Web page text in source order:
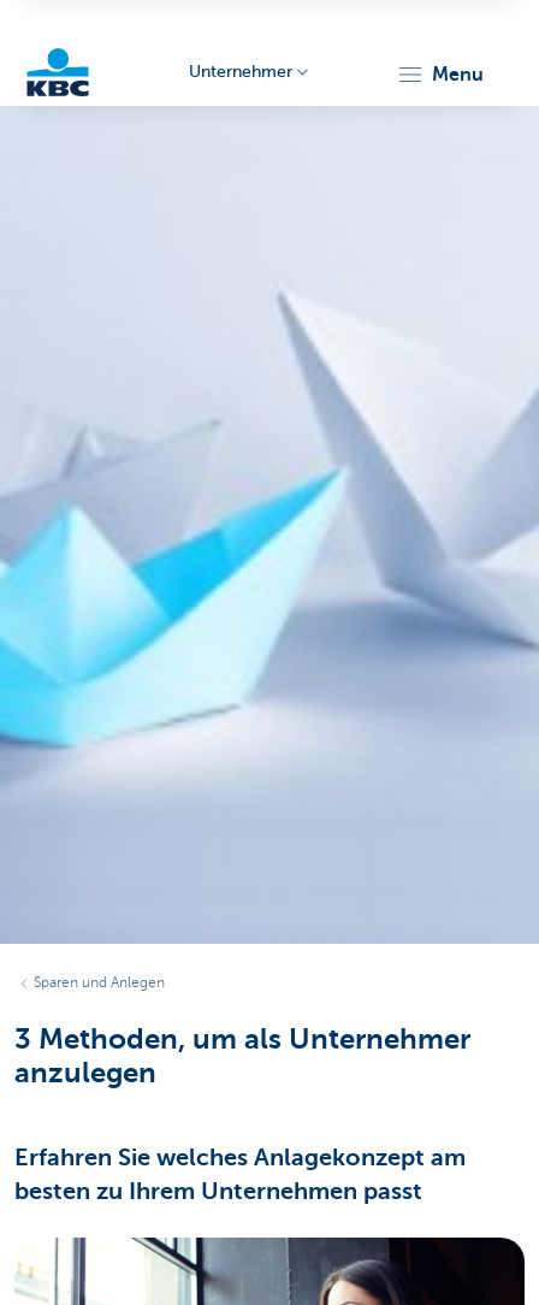
Unternehmer menu
Sparen und Anlegen
3 Methoden, um als Unternehmer
anzulegen
Erfahren Sie welches Anlagekonzept am
besten zu Ihrem Unternehmen passt